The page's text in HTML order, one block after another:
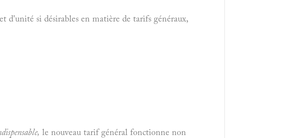
d'unité si désirables en matière de tarifs généraux,
le nouveau tarif général fonctionne non